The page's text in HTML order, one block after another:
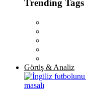
Trending Tags
Görüş & Analiz